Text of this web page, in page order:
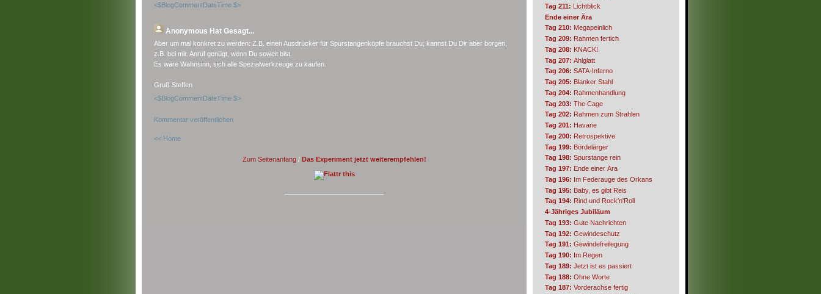
<$BlogCommentDateTime $>
Anonymous Hat Gesagt...
Aber um mal konkret zu werden: Z.B. einen Ausdrücker für Spurstangenköpfe brauchst Du; kannst Du Dir aber borgen,
z.B. bei mir. Anruf genügt, wenn Du soweit bist.
Es wäre Wahnsinn, sich alle Spezialwerkzeuge zu kaufen.
Gruß Steffen
<$BlogCommentDateTime $>
Kommentar veröffentlichen
<< Home
Zum Seitenanfang/ Das Experiment jetzt weiterempfehlen!
Tag 211: Lichtblick
Ende einer Ära
Tag 210: Megapeinlich
Tag 209: Rahmen fertich
Tag 208: KNACK!
Tag 207: Ahlglatt
Tag 206: SATA-Inferno
Tag 205: Blanker Stahl
Tag 204: Rahmenhandlung
Tag 203: The Cage
Tag 202: Rahmen zum Strahlen
Tag 201: Havarie
Tag 200: Retrospektive
Tag 199: Bördelärger
Tag 198: Spurstange rein
Tag 197: Ende einer Ära
Tag 196: Im Federauge des Orkans
Tag 195: Baby, es gibt Reis
Tag 194: Rind und Rock'n'Roll
4-Jähriges Jubiläum
Tag 193: Gute Nachrichten
Tag 192: Gewindeschutz
Tag 191: Gewindefreilegung
Tag 190: Im Regen
Tag 189: Jetzt ist es passiert
Tag 188: Ohne Worte
Tag 187: Vorderachse fertig